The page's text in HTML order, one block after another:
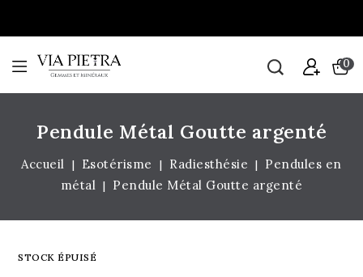
0
Pendule Métal Goutte argenté
Accueil Esotérisme Radiesthésie
Pendules en
métal
Pendule Métal Goutte argenté
STOCK ÉPUISÉ